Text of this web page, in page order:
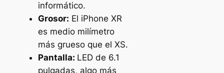
informático.
Grosor: El iPhone XR
es medio milímetro
más grueso que el XS.
Pantalla: LED de 6.1
pulgadas, algo más